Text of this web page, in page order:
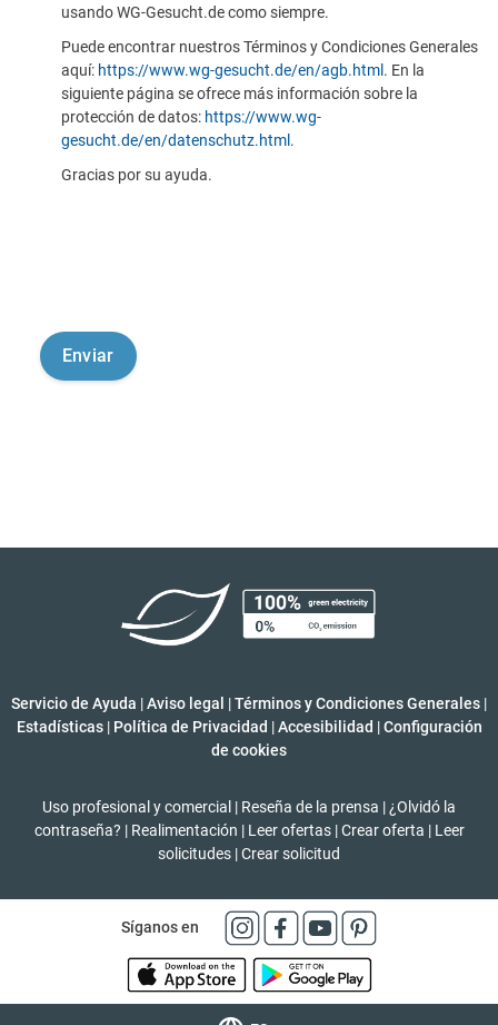
usando WG-Gesucht.de como siempre.
Puede encontrar nuestros Términos y Condiciones Generales
aquí: https://www.wg-gesucht.de/en/agb.html . En la
siguiente página se ofrece más información sobre la
protección de datos: https://www.wg-
gesucht.de/en/datenschutz.html .
Gracias por su ayuda.
Servicio de Ayuda |Aviso legal |Términos y Condiciones Generales |
Estadísticas | Política de Privacidad | Accesibilidad | Configuración
de cookies
Uso profesional y comercial | Reseña de la prensa | ¿Olvidó la
contraseña? | Realimentación | Leer ofertas | Crear oferta | Leer
solicitudes |Crear solicitud
Síganos en